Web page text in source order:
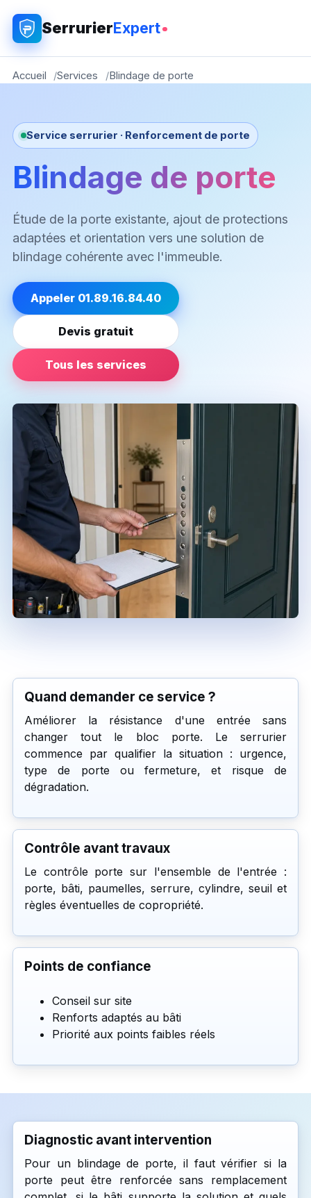
SerrurierExpert
Accueil Services Blindage de porte
Service serrurier · Renforcement de porte
Blindage de porte
Étude de la porte existante, ajout de protections
adaptées et orientation vers une solution de
blindage cohérente avec l'immeuble.
Appeler 01.89.16.84.40
Devis gratuit
Tous les services
Quand demander ce service ?
Améliorer la résistance d'une entrée sans
changer tout le bloc porte. Le serrurier
commence par qualifier la situation : urgence,
type de porte ou fermeture, et risque de
dégradation.
Contrôle avant travaux
Le contrôle porte sur l'ensemble de l'entrée :
porte, bâti, paumelles, serrure, cylindre, seuil et
règles éventuelles de copropriété.
Points de confiance
Conseil sur site
Renforts adaptés au bâti
Priorité aux points faibles réels
Diagnostic avant intervention
Pour un blindage de porte, il faut vérifier si la
porte peut être renforcée sans remplacement